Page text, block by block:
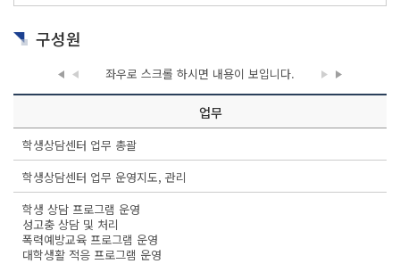
구성원
좌우로 스크롤 하시면 내용이 보입니다.
업무
학생상담센터 업무 총괄
학생상담센터 업무 운영지도, 관리
학생 상담 프로그램 운영
성고충 상담 및 처리
폭력예방교육 프로그램 운영
대학생활 적응 프로그램 운영